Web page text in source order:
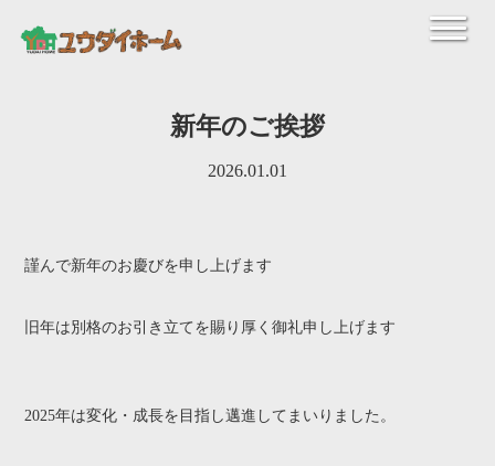
新年のご挨拶
2026.01.01
謹んで新年のお慶びを申し上げます
旧年は別格のお引き立てを賜り厚く御礼申し上げます
2025年は変化・成長を目指し邁進してまいりました。